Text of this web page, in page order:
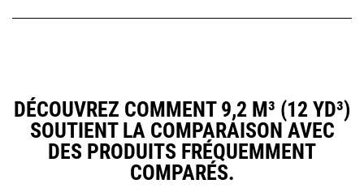
DÉCOUVREZ COMMENT 9,2 M³ (12 YD³)
SOUTIENT LA COMPARAISON AVEC
DES PRODUITS FRÉQUEMMENT
COMPARÉS.